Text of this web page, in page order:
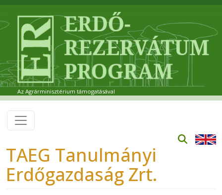
Az Agrárminisztérium támogatásával
TAEG Tanulmányi
Erdőgazdaság Zrt.